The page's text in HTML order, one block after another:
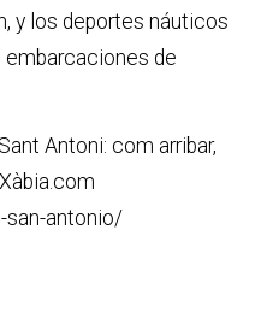
y los deportes náuticos
de
Antoni: com arribar,
san-antonio/